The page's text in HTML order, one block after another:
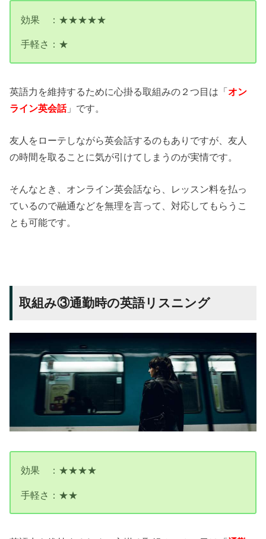
効果 ：★★★★★
手軽さ：★
英語力を維持するために心掛る取組みの２つ目は「オン
ライン英会話」です。
友人をローテしながら英会話するのもありですが、友人
の時間を取ることに気が引けてしまうのが実情です。
そんなとき、オンライン英会話なら、レッスン料を払っ
ているので融通などを無理を言って、対応してもらうこ
とも可能です。
取組み③通勤時の英語リスニング
効果 ：★★★★
手軽さ：★★